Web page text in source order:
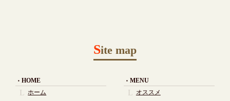
Site map
HOME
ホーム
MENU
オススメ